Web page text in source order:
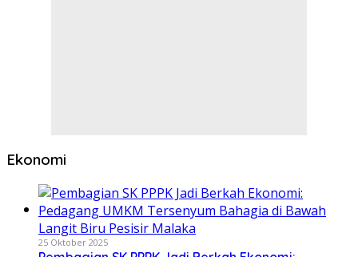
Ekonomi
25 Oktober 2025